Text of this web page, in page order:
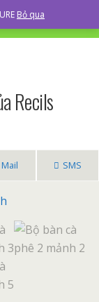
Recils
Mail SMS
Bỏ qua